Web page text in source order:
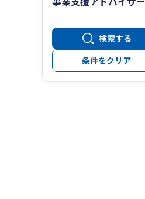
検索する
条件をクリア